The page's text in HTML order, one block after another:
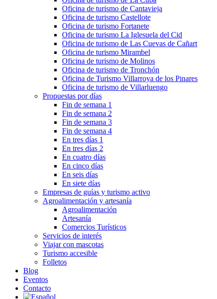
Oficina de turismo de Cantavieja
Oficina de turismo Castellote
Oficina de turismo Fortanete
Oficina de turismo La Iglesuela del Cid
Oficina de turismo de Las Cuevas de Cañart
Oficina de turismo Mirambel
Oficina de turismo de Molinos
Oficina de turismo de Tronchón
Oficina de Turismo Villarroya de los Pinares
Oficina de turismo de Villarluengo
Propuestas por días
Fin de semana 1
Fin de semana 2
Fin de semana 3
Fin de semana 4
En tres días 1
En tres días 2
En cuatro días
En cinco días
En seis días
En siete días
Empresas de guías y turismo activo
Agroalimentación y artesanía
Agroalimentación
Artesanía
Comercios Turísticos
Servicios de interés
Viajar con mascotas
Turismo accesible
Folletos
Blog
Eventos
Contacto